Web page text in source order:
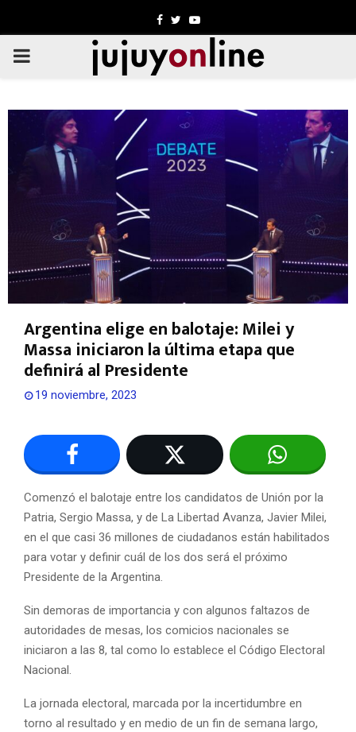
Facebook
TwitterYoutube
PRIMARY
Argentina elige en balotaje: Milei y
Massa iniciaron la última etapa que
definirá al Presidente
19 noviembre, 2023
Comenzó el balotaje entre los candidatos de Unión por la
Patria, Sergio Massa, y de La Libertad Avanza, Javier Milei,
en el que casi 36 millones de ciudadanos están habilitados
para votar y definir cuál de los dos será el próximo
Presidente de la Argentina.
Sin demoras de importancia y con algunos faltazos de
autoridades de mesas, los comicios nacionales se
iniciaron a las 8, tal como lo establece el Código Electoral
Nacional.
La jornada electoral, marcada por la incertidumbre en
torno al resultado y en medio de un fin de semana largo,